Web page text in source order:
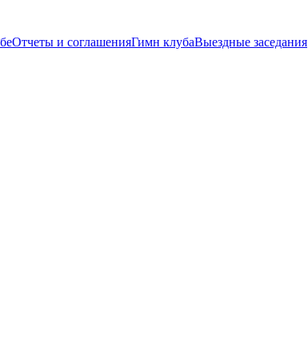
Отчеты и соглашенияГимн клубаВыездные заседания